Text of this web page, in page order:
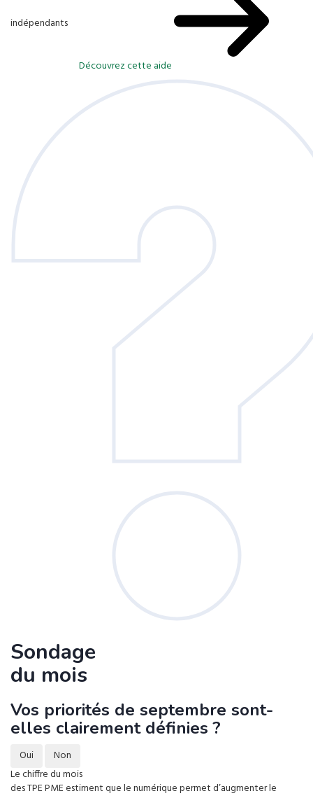
indépendants
Découvrez cette aide
Sondage
du mois
Vos priorités de septembre sont-
elles clairement définies ?
Oui
Non
Le chiffre du mois
des TPE PME estiment que le numérique permet d’augmenter le